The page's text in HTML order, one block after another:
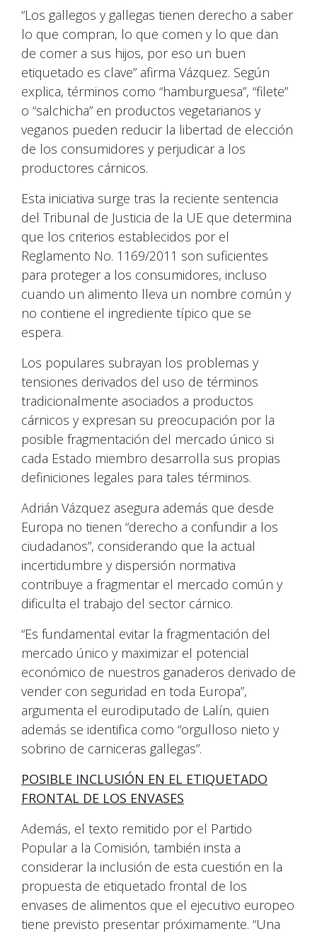
“Los gallegos y gallegas tienen derecho a saber
lo que compran, lo que comen y lo que dan
de comer a sus hijos, por eso un buen
etiquetado es clave” afirma Vázquez. Según
explica, términos como “hamburguesa”, “filete”
o “salchicha” en productos vegetarianos y
veganos pueden reducir la libertad de elección
de los consumidores y perjudicar a los
productores cárnicos.
Esta iniciativa surge tras la reciente sentencia
del Tribunal de Justicia de la UE que determina
que los criterios establecidos por el
Reglamento No. 1169/2011 son suficientes
para proteger a los consumidores, incluso
cuando un alimento lleva un nombre común y
no contiene el ingrediente típico que se
espera.
Los populares subrayan los problemas y
tensiones derivados del uso de términos
tradicionalmente asociados a productos
cárnicos y expresan su preocupación por la
posible fragmentación del mercado único si
cada Estado miembro desarrolla sus propias
definiciones legales para tales términos.
Adrián Vázquez asegura además que desde
Europa no tienen “derecho a confundir a los
ciudadanos”, considerando que la actual
incertidumbre y dispersión normativa
contribuye a fragmentar el mercado común y
dificulta el trabajo del sector cárnico.
“Es fundamental evitar la fragmentación del
mercado único y maximizar el potencial
económico de nuestros ganaderos derivado de
vender con seguridad en toda Europa”,
argumenta el eurodiputado de Lalín, quien
además se identifica como “orgulloso nieto y
sobrino de carniceras gallegas”.
POSIBLE INCLUSIÓN EN EL ETIQUETADO
FRONTAL DE LOS ENVASES
Además, el texto remitido por el Partido
Popular a la Comisión, también insta a
considerar la inclusión de esta cuestión en la
propuesta de etiquetado frontal de los
envases de alimentos que el ejecutivo europeo
tiene previsto presentar próximamente. “Una